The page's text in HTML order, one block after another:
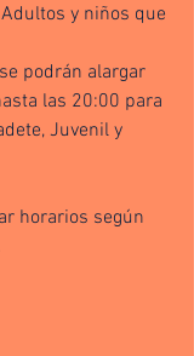
y niños que
podrán alargar
las 20:00 para
Juvenil y
horarios según